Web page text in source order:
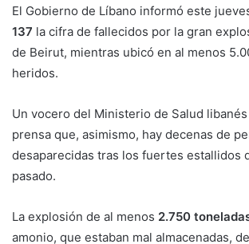
El Gobierno de Líbano informó este
137 la cifra de fallecidos por la gran
de Beirut, mientras ubicó en al menos
heridos.
Un vocero del Ministerio de Salud
prensa que, asimismo, hay decenas de
desaparecidas tras los fuertes estallidos
pasado.
La explosión de al menos 2.750
amonio, que estaban mal almacenadas,